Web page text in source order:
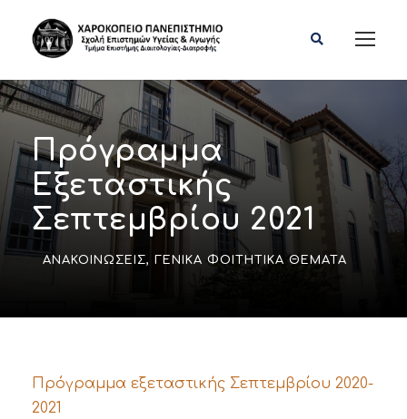
Πρόγραμμα
Εξεταστικής
Σεπτεμβρίου 2021
ΑΝΑΚΟΙΝΏΣΕΙΣ, ΓΕΝΙΚΆ ΦΟΙΤΗΤΙΚΆ ΘΈΜΑΤΑ
Πρόγραμμα εξεταστικής Σεπτεμβρίου 2020-
2021